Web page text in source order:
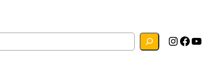
Instagram Facebook YouTube